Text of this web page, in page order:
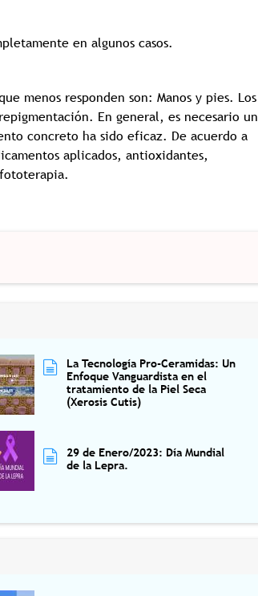
en algunos casos.
menos responden son: Manos y pies. Los
En general, es necesario un
concreto ha sido eficaz. De acuerdo a
aplicados, antioxidantes,
La Tecnología Pro-Ceramidas: Un
Enfoque Vanguardista en el
tratamiento de la Piel Seca
(Xerosis Cutis)
29 de Enero/2023: Día Mundial
de la Lepra.